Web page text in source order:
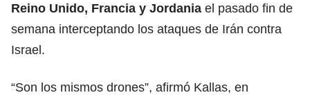
Reino Unido, Francia y Jordania el pasado fin de
semana interceptando los ataques de Irán contra
Israel.
“Son los mismos drones”, afirmó Kallas, en